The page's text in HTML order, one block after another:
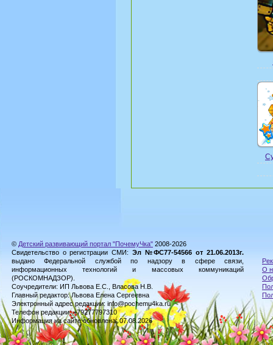
© Детский развивающий портал "ПочемуЧка" 2008-2026
Свидетельство о регистрации СМИ: Эл №ФС77-54566 от 21.06.2013г.
выдано Федеральной службой по надзору в сфере связи,
информационных технологий и массовых коммуникаций
(РОСКОМНАДЗОР).
Соучредители: ИП Львова Е.С., Власова Н.В.
Главный редактор: Львова Елена Сергеевна
Электронный адрес редакции: info@pochemu4ka.ru
Телефон редакции: +79277797310
Информация на сайте обновлена: 07.08.2026
О